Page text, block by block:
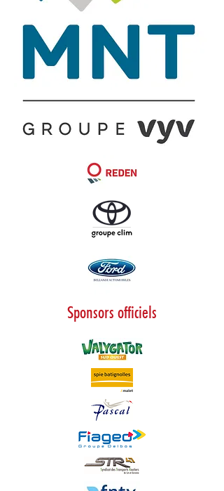
Sponsors officiels